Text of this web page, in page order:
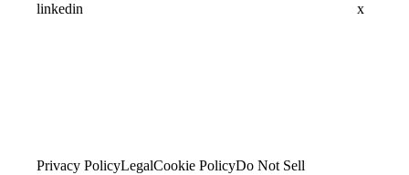
linkedin x
Privacy PolicyLegalCookie PolicyDo Not Sell